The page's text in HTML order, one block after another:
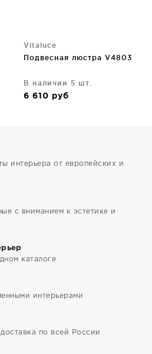
Vitaluce
Подвесная люстра V4803
В наличии 5 шт.
6 610 руб
интерьера от европейских и
с вниманием к эстетике и
каталоге
интерьерами
по всей России